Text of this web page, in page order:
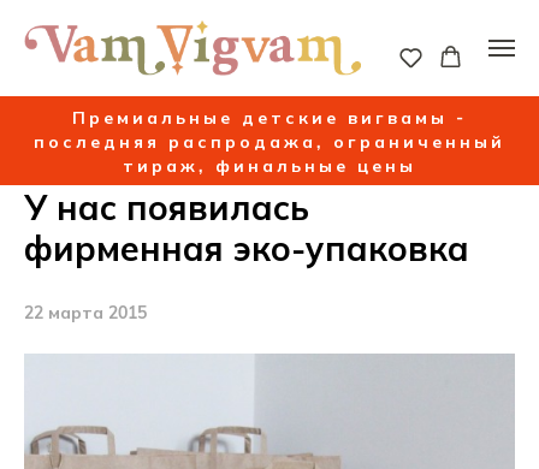
Премиальные детские вигвамы -
последняя распродажа, ограниченный
тираж, финальные цены
У нас появилась
фирменная эко-упаковка
22 марта 2015